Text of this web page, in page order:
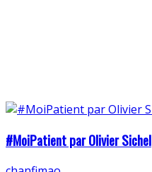
#MoiPatient par Olivier Sichel